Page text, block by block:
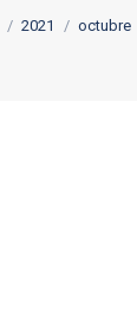
aquí:
2021 octubre